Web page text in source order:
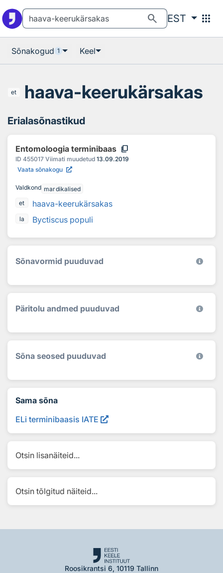
search EST apps
Sõnakogud 1 Keel
et haava-keerukärsakas
Erialasõnastikud
Entomoloogia terminibaas content_copy
ID 455017 Viimati muudetud 13.09.2019
Vaata sõnakogu
Valdkond mardikalised
et
haava-keerukärsakas
la Byctiscus populi
Sõnavormid puuduvad
Päritolu andmed puuduvad
Sõna seosed puuduvad
Sama sõna
ELi terminibaasis IATE
Otsin lisanäiteid...
Otsin tõlgitud näiteid...
Roosikrantsi 6, 10119 Tallinn